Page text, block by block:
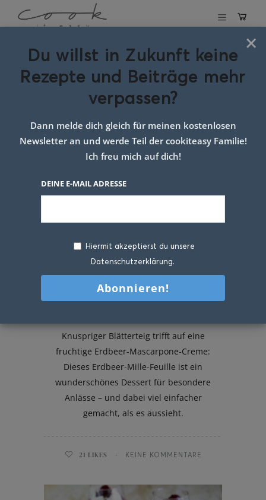
Schlagwort:
einfaches Dessert
für Gäste
Knuspriger Blätterteig trifft auf eine
fruchtige Erdbeer-Mascarpone-Creme:
Dieses Erdbeer-Mille-Feuille ist ein
wunderschönes Dessert für besondere
Anlässe – und dabei viel einfacher
gemacht, als es aussieht.
21 LIKES KEINE KOMMENTARE
×
Du willst in Zukunft keine
Rezepte und Beiträge mehr
verpassen?
Dann melde dich gleich für meinen kostenlosen
Newsletter an und werde Teil der cookiteasy Familie!
Ich freu mich auf dich!
DEINE E-MAIL ADRESSE
Hiermit akzeptierst du unsere
Datenschutzerklärung.